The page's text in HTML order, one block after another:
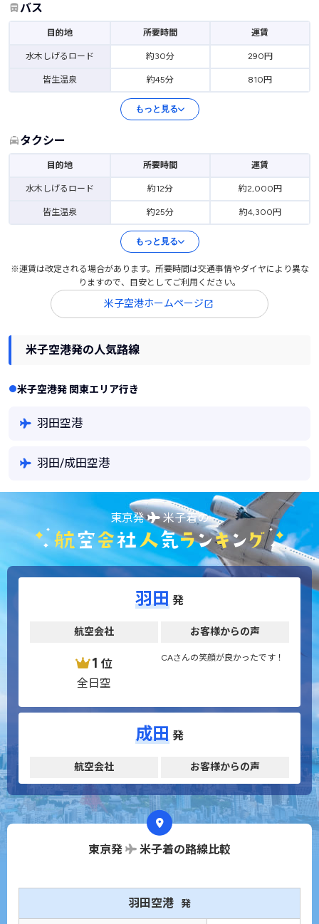
バス
目的地 所要時間 運賃
水木しげるロード 約30分 290円
皆生温泉 約45分 810円
もっと見る
タクシー
目的地 所要時間 運賃
水木しげるロード 約12分 約2,000円
皆生温泉 約25分 約4,300円
もっと見る
※運賃は改定される場合があります。所要時間は交通事情やダイヤにより異な
りますので、目安としてご利用ください。
米子空港ホームページ
米子空港発の人気路線
米子空港発 関東エリア行き
羽田空港
羽田/成田空港
東京発 米子着の
羽田 発
航空会社 お客様からの声
1 位
全日空
CAさんの笑顔が良かったです！
成田 発
航空会社 お客様からの声
東京発 米子着の路線比較
羽田空港 発